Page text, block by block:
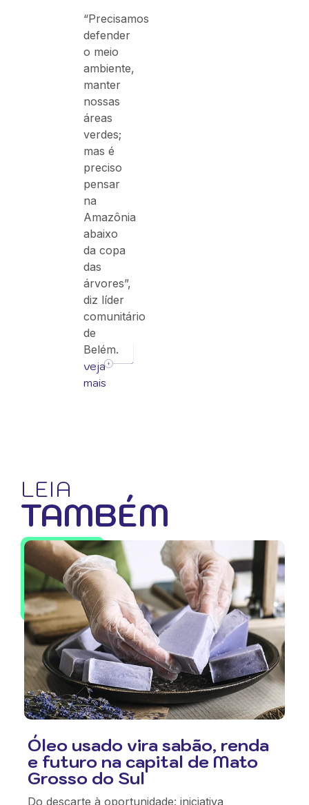
“Precisamos
defender
o meio
ambiente,
manter
nossas
áreas
verdes;
mas é
preciso
pensar
na
Amazônia
abaixo
da copa
das
árvores”,
diz líder
comunitário
de
Belém.
veja
mais
LEIA
TAMBÉM
Óleo usado vira sabão, renda
e futuro na capital de Mato
Grosso do Sul
Do descarte à oportunidade: iniciativa